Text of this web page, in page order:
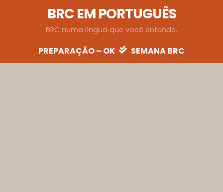
BRC EM PORTUGUÊS
BRC numa língua que você entende.
PREPARAÇÃO – OK SEMANA BRC